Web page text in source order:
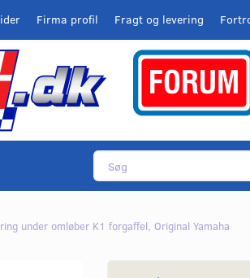
Fragt og levering
Firma profil
under omløber K1 forgaffel, Original Yamaha